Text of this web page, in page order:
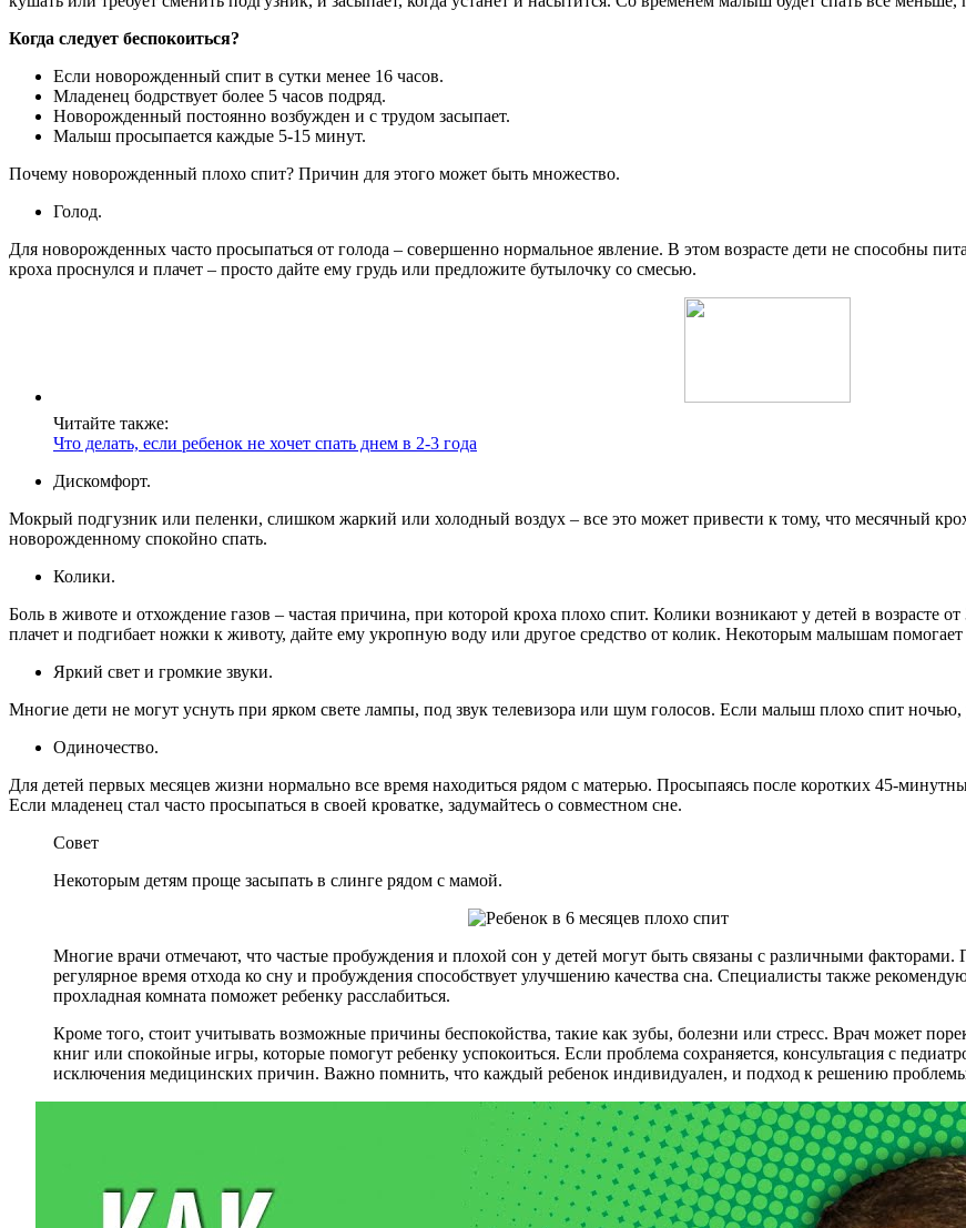
Когда следует беспокоиться?
Если новорожденный спит в сутки менее 16 часов.
Младенец бодрствует более 5 часов подряд.
Новорожденный постоянно возбужден и с трудом засыпает.
Малыш просыпается каждые 5-15 минут.
Почему новорожденный плохо спит? Причин для этого может быть множество.
Голод.
Для новорожденных часто просыпаться от голода – совершенно нормальное явление. В этом возрасте дети не способны
кроха проснулся и плачет – просто дайте ему грудь или предложите бутылочку со смесью.
Читайте также:
Что делать, если ребенок не хочет спать днем в 2-3 года
Дискомфорт.
Мокрый подгузник или пеленки, слишком жаркий или холодный воздух – все это может привести к тому, что месячный
новорожденному спокойно спать.
Колики.
Боль в животе и отхождение газов – частая причина, при которой кроха плохо спит. Колики возникают у детей в возрасте
плачет и подгибает ножки к животу, дайте ему укропную воду или другое средство от колик. Некоторым малышам
Яркий свет и громкие звуки.
Многие дети не могут уснуть при ярком свете лампы, под звук телевизора или шум голосов. Если малыш плохо спит
Одиночество.
Для детей первых месяцев жизни нормально все время находиться рядом с матерью. Просыпаясь после коротких 45-
Если младенец стал часто просыпаться в своей кроватке, задумайтесь о совместном сне.
Совет
Некоторым детям проще засыпать в слинге рядом с мамой.
Многие врачи отмечают, что частые пробуждения и плохой сон у детей могут быть связаны с различными
регулярное время отхода ко сну и пробуждения способствует улучшению качества сна. Специалисты также
прохладная комната поможет ребенку расслабиться.
Кроме того, стоит учитывать возможные причины беспокойства, такие как зубы, болезни или стресс. Врач может
книг или спокойные игры, которые помогут ребенку успокоиться. Если проблема сохраняется, консультация с
исключения медицинских причин. Важно помнить, что каждый ребенок индивидуален, и подход к решению